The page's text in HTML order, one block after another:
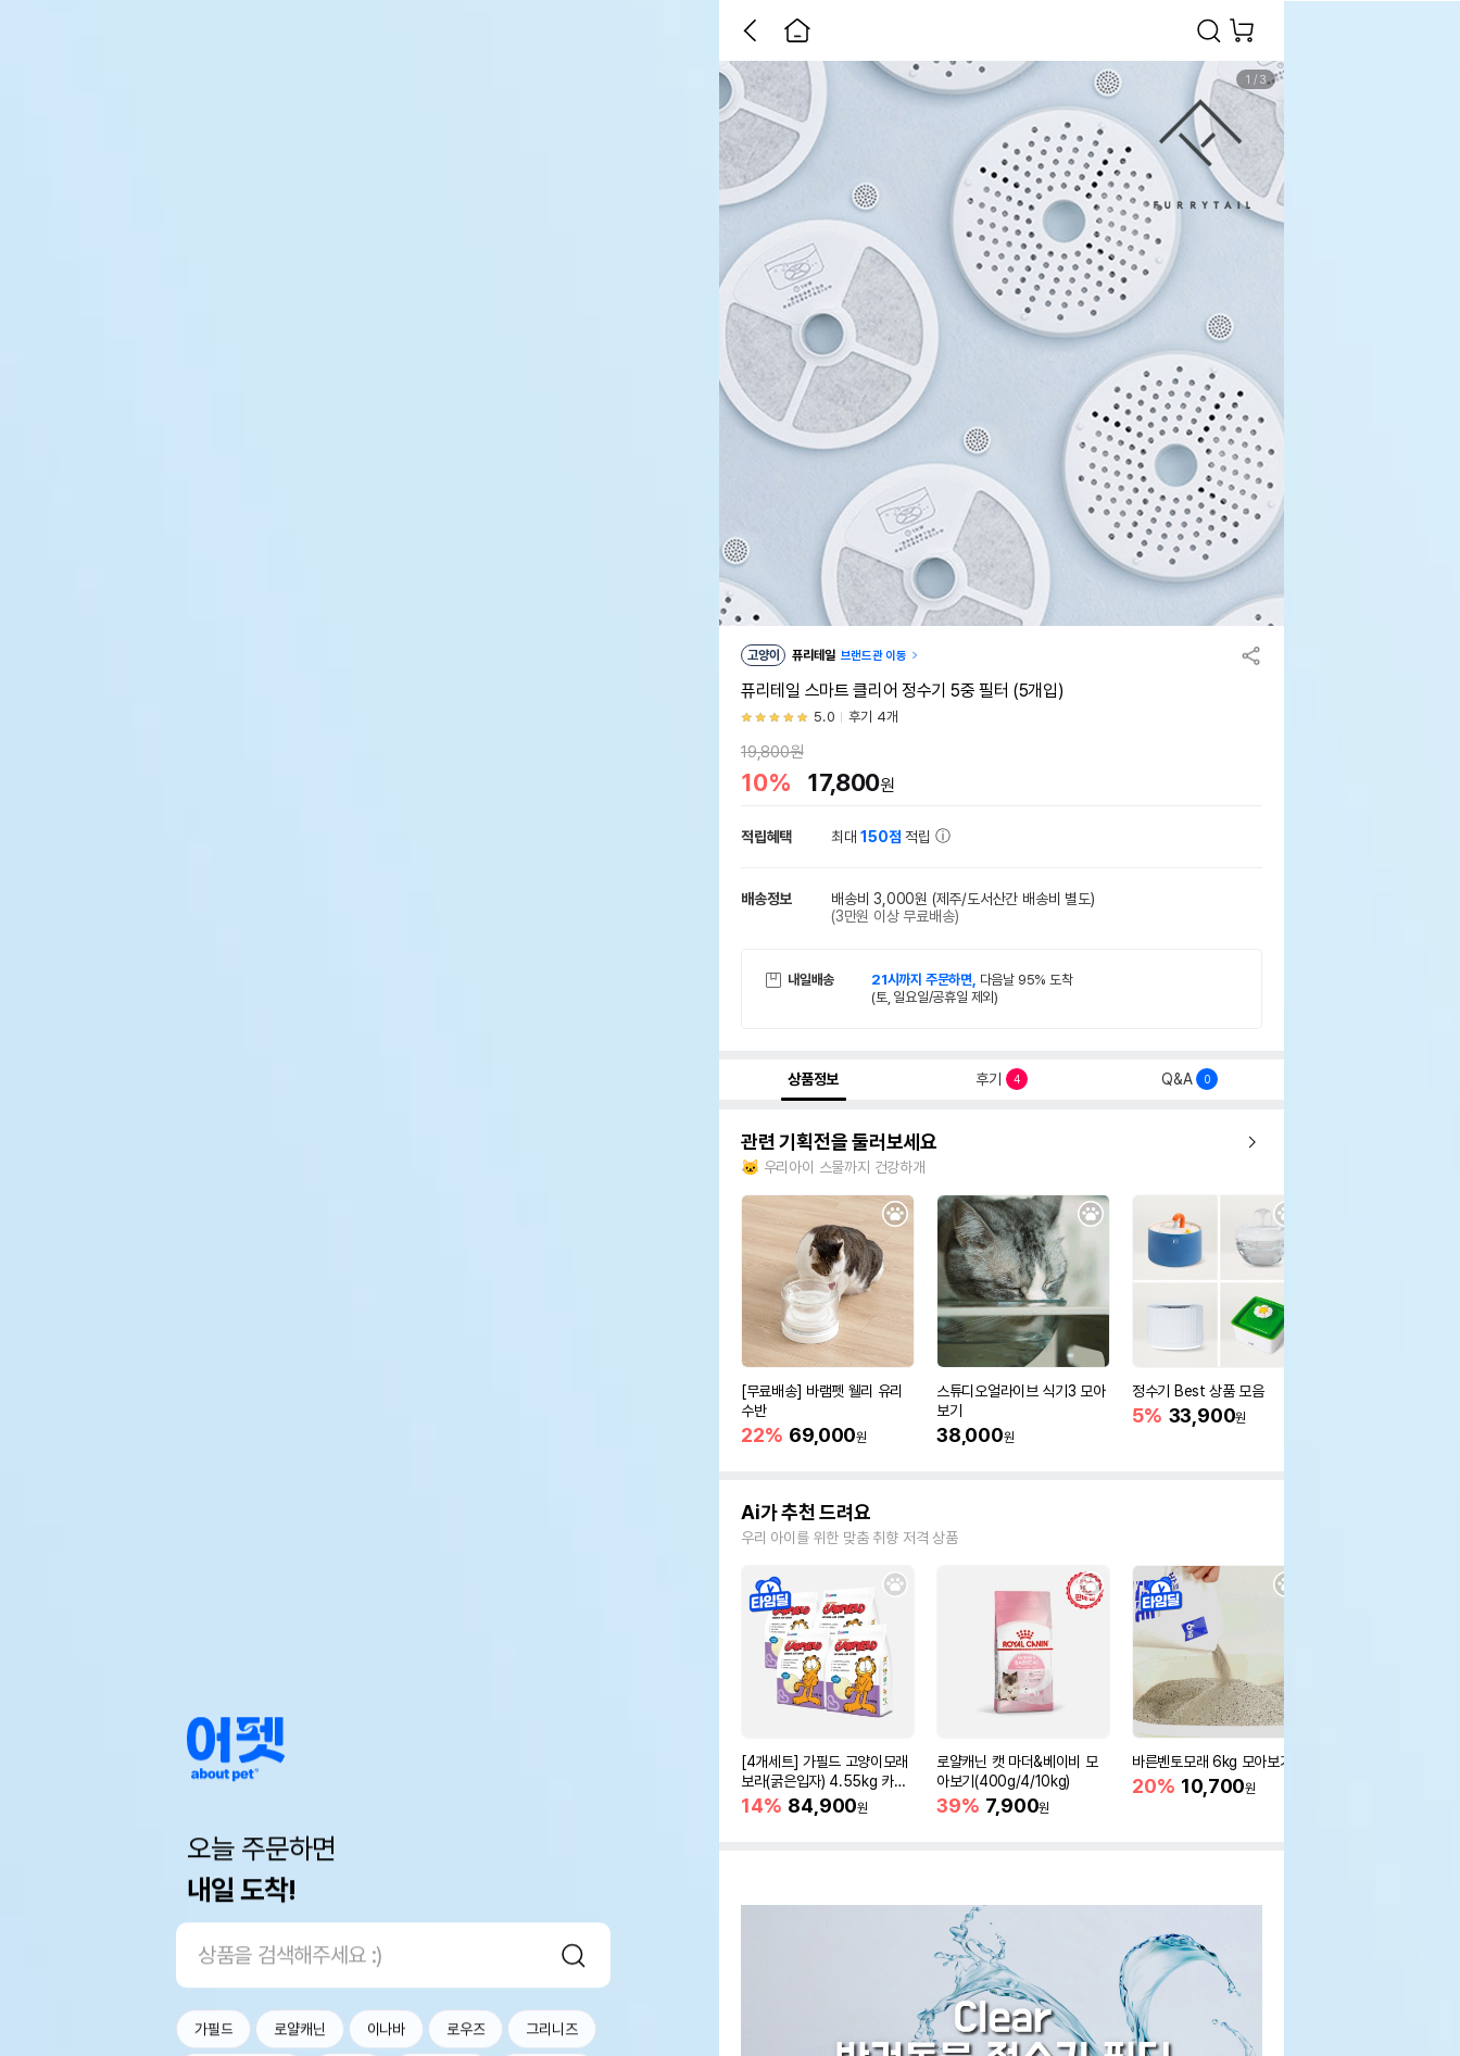
오늘 주문하면
내일 도착!
가필드 로얄캐닌 이나바 로우즈 그리니즈
1 / 3
고양이 퓨리테일 브랜드관 이동
퓨리테일 스마트 클리어 정수기 5중 필터 (5개입)
5.0 후기 4개
19,800원
10% 17,800원
적립혜택 최대150점 적립
배송정보 배송비 3,000원 (제주/도서산간 배송비 별도)
(3만원 이상 무료배송)
내일배송 21시까지 주문하면, 다음날 95% 도착
(토, 일요일/공휴일 제외)
상품정보 후기 4 Q&A 0
관련 기획전을 둘러보세요
🐱 우리아이 스물까지 건강하개
[무료배송] 바램펫 웰리 유리
수반
22% 69,000원
스튜디오얼라이브 식기3 모아
보기
38,000원
정수기 Best 상품 모음
5% 33,900원
Ai가 추천 드려요
우리 아이를 위한 맞춤 취향 저격 상품
[4개세트] 가필드 고양이모래
보라(굵은입자) 4.55kg 카사
바모래
14% 84,900원
로얄캐닌 캣 마더&베이비 모
아보기(400g/4/10kg)
39% 7,900원
바른벤토모래 6kg 모아보기
20% 10,700원